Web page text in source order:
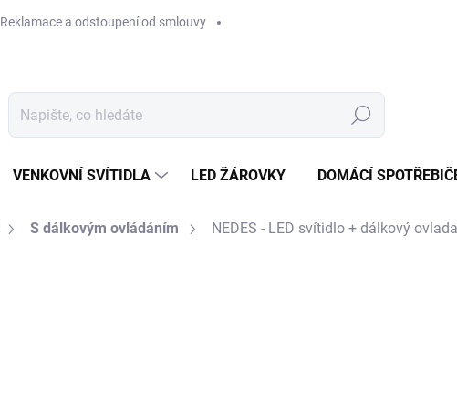
Reklamace a odstoupení od smlouvy
Hledat
VENKOVNÍ SVÍTIDLA LED ŽÁROVKY DOMÁCÍ
S dálkovým ovládáním NEDES - LED svítidlo + dálkový